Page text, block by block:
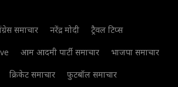
समाचार नरेंद्र मोदी
ट्रैवल टिप्स
आम आदमी पार्टी समाचार
भाजपा समाचार
क्रिकेट समाचार फुटबॉल समाचार